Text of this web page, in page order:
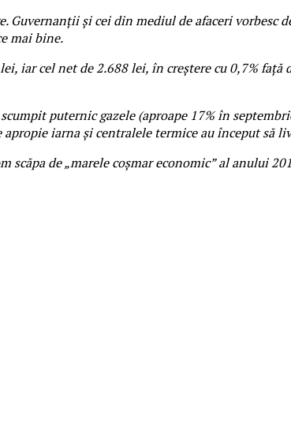
Guvernanții și cei din mediul de afaceri vorbesc
mai bine.
iar cel net de 2.688 lei, în creștere cu 0,7% față
puternic gazele (aproape 17% în
iarna și centralele termice au început să
scăpa de „marele coșmar economic” al anului